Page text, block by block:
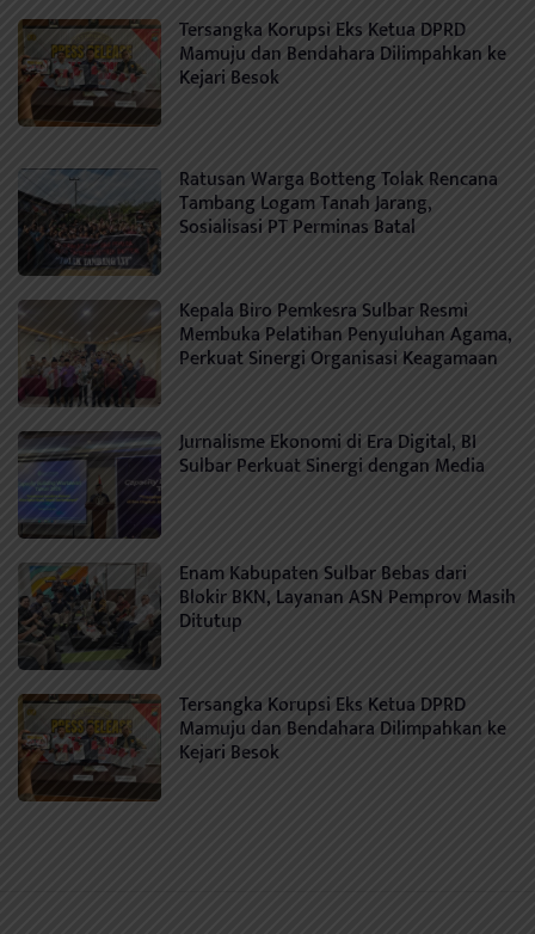
Tersangka Korupsi Eks Ketua DPRD
Mamuju dan Bendahara Dilimpahkan ke
Kejari Besok
Ratusan Warga Botteng Tolak Rencana
Tambang Logam Tanah Jarang,
Sosialisasi PT Perminas Batal
Kepala Biro Pemkesra Sulbar Resmi
Membuka Pelatihan Penyuluhan Agama,
Perkuat Sinergi Organisasi Keagamaan
Jurnalisme Ekonomi di Era Digital, BI
Sulbar Perkuat Sinergi dengan Media
Enam Kabupaten Sulbar Bebas dari
Blokir BKN, Layanan ASN Pemprov Masih
Ditutup
Tersangka Korupsi Eks Ketua DPRD
Mamuju dan Bendahara Dilimpahkan ke
Kejari Besok